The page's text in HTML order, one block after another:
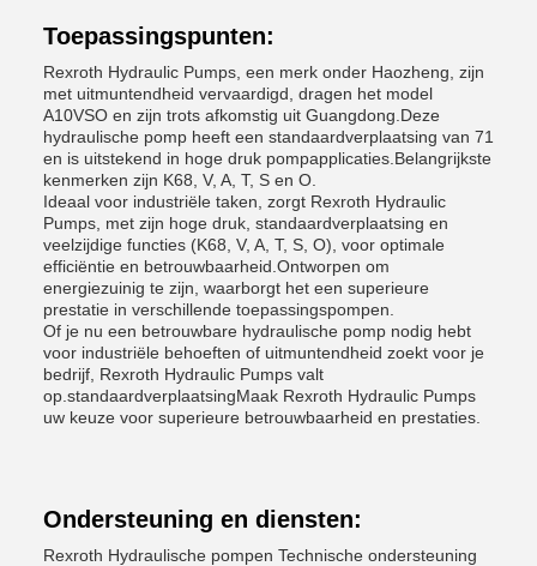
Toepassingspunten:
Rexroth Hydraulic Pumps, een merk onder Haozheng, zijn
met uitmuntendheid vervaardigd, dragen het model
A10VSO en zijn trots afkomstig uit Guangdong.Deze
hydraulische pomp heeft een standaardverplaatsing van 71
en is uitstekend in hoge druk pompapplicaties.Belangrijkste
kenmerken zijn K68, V, A, T, S en O.
Ideaal voor industriële taken, zorgt Rexroth Hydraulic
Pumps, met zijn hoge druk, standaardverplaatsing en
veelzijdige functies (K68, V, A, T, S, O), voor optimale
efficiëntie en betrouwbaarheid.Ontworpen om
energiezuinig te zijn, waarborgt het een superieure
prestatie in verschillende toepassingspompen.
Of je nu een betrouwbare hydraulische pomp nodig hebt
voor industriële behoeften of uitmuntendheid zoekt voor je
bedrijf, Rexroth Hydraulic Pumps valt
op.standaardverplaatsingMaak Rexroth Hydraulic Pumps
uw keuze voor superieure betrouwbaarheid en prestaties.
Ondersteuning en diensten:
Rexroth Hydraulische pompen Technische ondersteuning